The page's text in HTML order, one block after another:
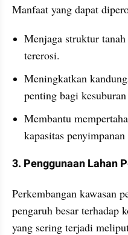
Manfaat yang dapat
Menjaga struktur
tererosi.
Meningkatkan
penting bagi kesuburan
Membantu
kapasitas penyimpanan
3. Penggunaan Lahan
Perkembangan kawasan
pengaruh besar terhadap
yang sering terjadi